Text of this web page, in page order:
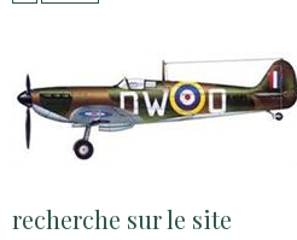
recherche sur le site